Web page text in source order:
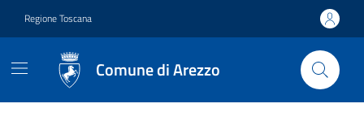
Regione Toscana
Comune di Arezzo